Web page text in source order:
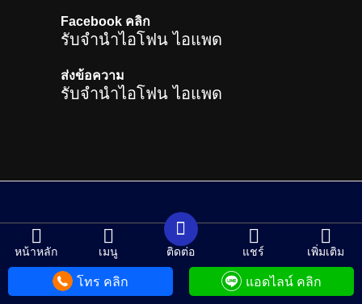
Facebook คลิก
รับจำนำไอโฟน ไอแพด
ส่งข้อความ
รับจำนำไอโฟน ไอแพด
หน้าหลัก เมนู ติดต่อ แชร์ เพิ่มเติม
โทร คลิก แอดไลน์ คลิก